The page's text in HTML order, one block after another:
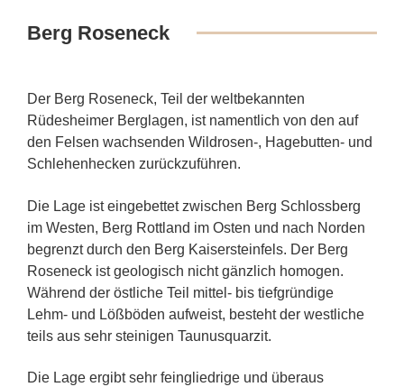
Berg Roseneck
Der Berg Roseneck, Teil der weltbekannten
Rüdesheimer Berglagen, ist namentlich von den auf
den Felsen wachsenden Wildrosen-, Hagebutten- und
Schlehenhecken zurückzuführen.
Die Lage ist eingebettet zwischen Berg Schlossberg
im Westen, Berg Rottland im Osten und nach Norden
begrenzt durch den Berg Kaisersteinfels. Der Berg
Roseneck ist geologisch nicht gänzlich homogen.
Während der östliche Teil mittel- bis tiefgründige
Lehm- und Lößböden aufweist, besteht der westliche
teils aus sehr steinigen Taunusquarzit.
Die Lage ergibt sehr feingliedrige und überaus